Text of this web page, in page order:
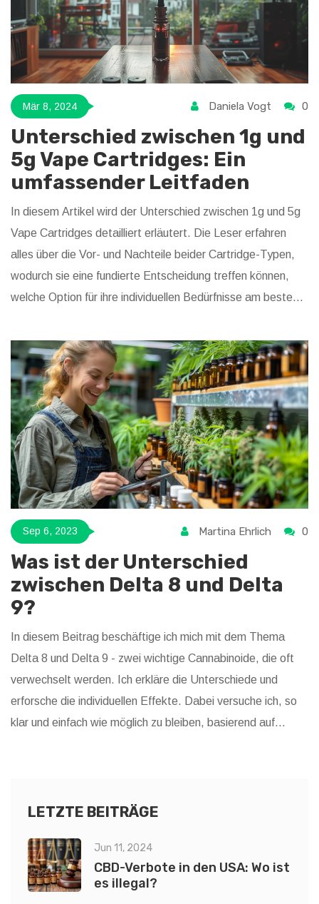
Mär 8, 2024 Daniela Vogt 0
Unterschied zwischen 1g und
5g Vape Cartridges: Ein
umfassender Leitfaden
In diesem Artikel wird der Unterschied zwischen 1g und 5g
Vape Cartridges detailliert erläutert. Die Leser erfahren
alles über die Vor- und Nachteile beider Cartridge-Typen,
wodurch sie eine fundierte Entscheidung treffen können,
welche Option für ihre individuellen Bedürfnisse am besten
Welt der Vaping-Technologie, von der Funktionsweise von
Cartridges bis hin zu Tipps für die optimale Nutzung.
Sep 6, 2023 Martina Ehrlich 0
Was ist der Unterschied
zwischen Delta 8 und Delta
9?
In diesem Beitrag beschäftige ich mich mit dem Thema
Delta 8 und Delta 9 - zwei wichtige Cannabinoide, die oft
verwechselt werden. Ich erkläre die Unterschiede und
erforsche die individuellen Effekte. Dabei versuche ich, so
klar und einfach wie möglich zu bleiben, basierend auf
LETZTE BEITRÄGE
Jun 11, 2024
CBD-Verbote in den USA: Wo ist
es illegal?